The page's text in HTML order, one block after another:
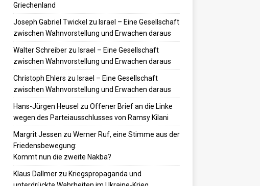
Griechenland
Joseph Gabriel Twickel zu Israel – Eine Gesellschaft
zwischen Wahnvorstellung und Erwachen daraus
Walter Schreiberzu Israel – Eine Gesellschaft
zwischen Wahnvorstellung und Erwachen daraus
Christoph Ehlers zu Israel – Eine Gesellschaft
zwischen Wahnvorstellung und Erwachen daraus
Hans-Jürgen Heusel zu Offener Brief an die Linke
wegen des Parteiausschlusses von Ramsy Kilani
Margrit Jessen zu Werner Ruf, eine Stimme aus der
Friedensbewegung:
Kommt nun die zweite Nakba?
Klaus Dallmerzu Kriegspropaganda und